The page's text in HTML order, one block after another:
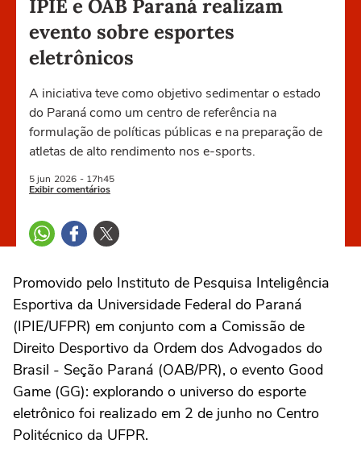
IPIE e OAB Paraná realizam
evento sobre esportes
eletrônicos
A iniciativa teve como objetivo sedimentar o estado
do Paraná como um centro de referência na
formulação de políticas públicas e na preparação de
atletas de alto rendimento nos e-sports.
5 jun 2026 - 17h45
Exibir comentários
Promovido pelo Instituto de Pesquisa Inteligência
Esportiva da Universidade Federal do Paraná
(IPIE/UFPR) em conjunto com a Comissão de
Direito Desportivo da Ordem dos Advogados do
Brasil - Seção Paraná (OAB/PR), o evento Good
Game (GG): explorando o universo do esporte
eletrônico foi realizado em 2 de junho no Centro
Politécnico da UFPR.